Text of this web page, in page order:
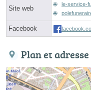
Site web
le-service-
Facebook
Plan et adresse